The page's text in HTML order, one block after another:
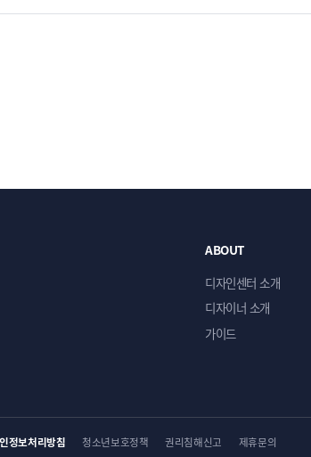
ABOUT
디자인센터 소개
디자이너 소개
가이드
정보처리방침 청소년보호정책 권리침해신고 제휴문의